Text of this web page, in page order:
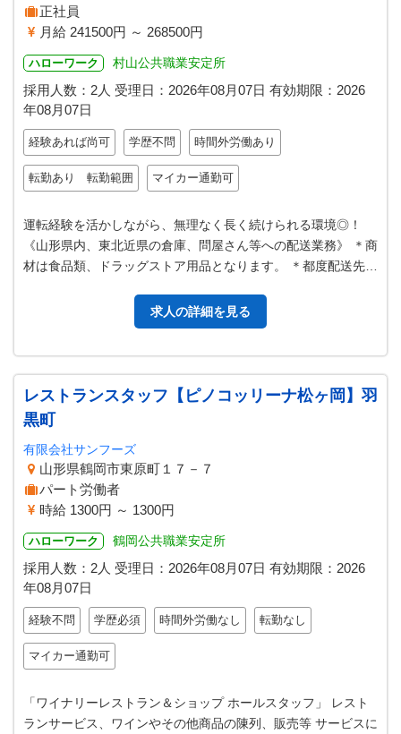
正社員
月給 241500円 ～ 268500円
ハローワーク 村山公共職業安定所
採用人数：2人 受理日： 2026年08月07日 有効期限： 2026
年08月07日
経験あれば尚可 学歴不問 時間外労働あり
転勤あり 転勤範囲 マイカー通勤可
運転経験を活かしながら、無理なく長く続けられる環境◎！
《山形県内、東北近県の倉庫、問屋さん等への配送業務》 ＊商
材は食品類、ドラッグストア用品となります。 ＊都度配送先が
求人の詳細を見る
レストランスタッフ【ピノコッリーナ松ヶ岡】羽
黒町
有限会社サンフーズ
山形県鶴岡市東原町１７－７
パート労働者
時給 1300円 ～ 1300円
ハローワーク 鶴岡公共職業安定所
採用人数：2人 受理日： 2026年08月07日 有効期限： 2026
年08月07日
経験不問 学歴必須 時間外労働なし 転勤なし
マイカー通勤可
「ワイナリーレストラン＆ショップ ホールスタッフ」 レスト
ランサービス、ワインやその他商品の陳列、販売等 サービスに